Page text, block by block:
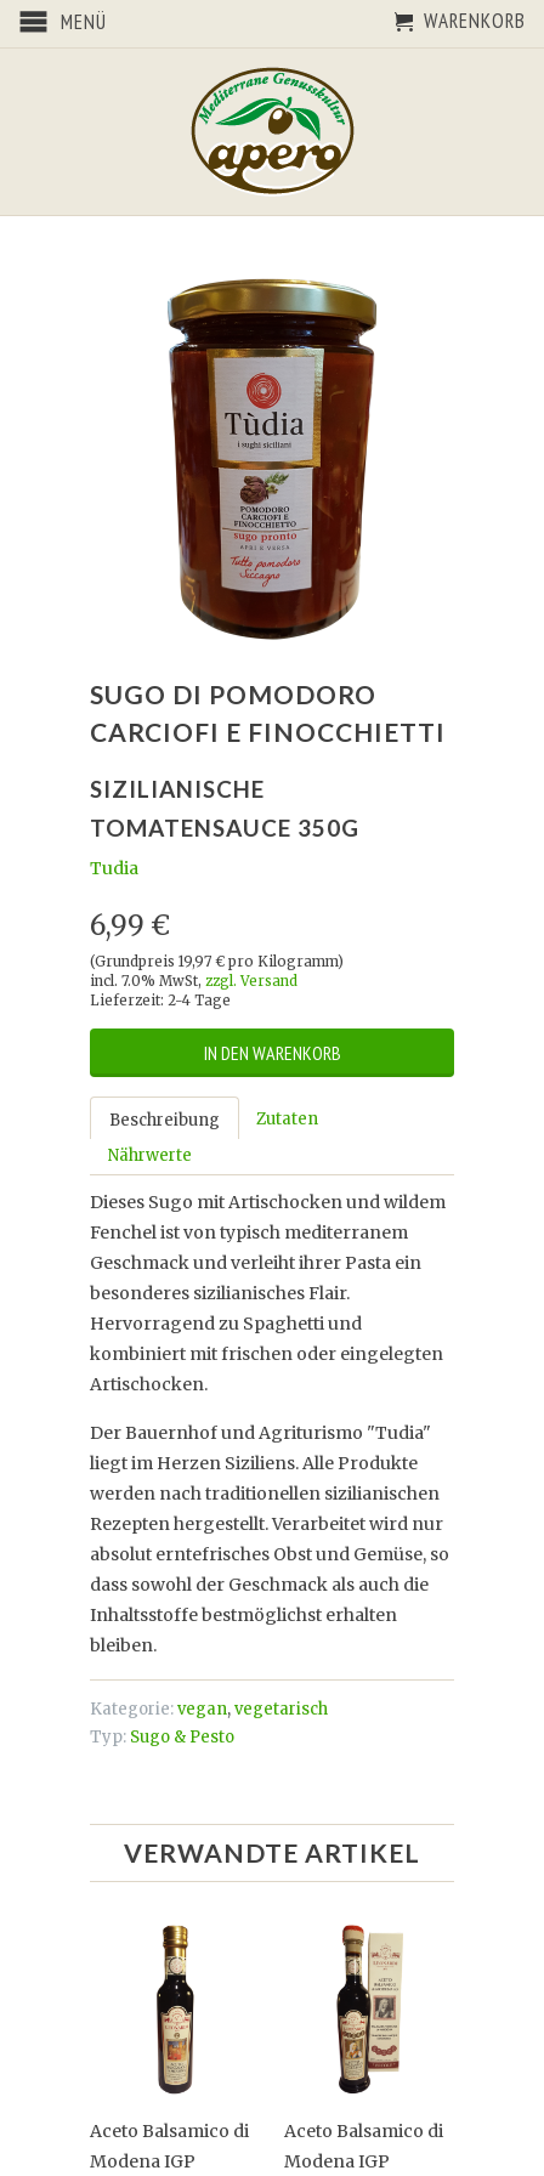
MENÜ WARENKORB
SUGO DI POMODORO
CARCIOFI E FINOCCHIETTI
SIZILIANISCHE
TOMATENSAUCE 350G
Tudia
6,99 €
(Grundpreis 19,97 € pro Kilogramm)
incl. 7.0% MwSt, zzgl. Versand
Lieferzeit: 2-4 Tage
IN DEN WARENKORB
Beschreibung
Zutaten
Nährwerte
Dieses Sugo mit Artischocken und wildem
Fenchel ist von typisch mediterranem
Geschmack und verleiht ihrer Pasta ein
besonderes sizilianisches Flair.
Hervorragend zu Spaghetti und
kombiniert mit frischen oder eingelegten
Artischocken.
Der Bauernhof und Agriturismo "Tudia"
liegt im Herzen Siziliens. Alle Produkte
werden nach traditionellen sizilianischen
Rezepten hergestellt. Verarbeitet wird nur
absolut erntefrisches Obst und Gemüse, so
dass sowohl der Geschmack als auch die
Inhaltsstoffe bestmöglichst erhalten
bleiben.
Kategorie:vegan,vegetarisch
Typ: Sugo & Pesto
VERWANDTE ARTIKEL
Aceto Balsamico di
Modena IGP
Aceto Balsamico di
Modena IGP